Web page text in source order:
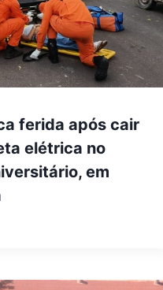
ferida após cair
elétrica no
em